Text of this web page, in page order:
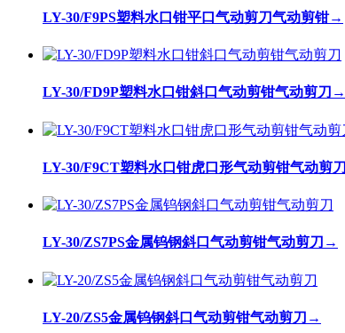
LY-30/F9PS塑料水口钳平口气动剪刀气动剪钳→
LY-30/FD9P塑料水口钳斜口气动剪钳气动剪刀 →
LY-30/F9CT塑料水口钳虎口形气动剪钳气动剪刀
LY-30/ZS7PS金属钨钢斜口气动剪钳气动剪刀 →
LY-20/ZS5金属钨钢斜口气动剪钳气动剪刀 →